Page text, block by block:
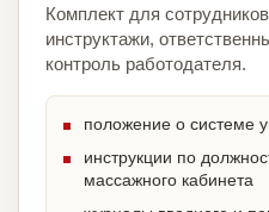
Комплект для
инструктажи,
контроль работодателя.
положение о системе
инструкции по
массажного кабинета